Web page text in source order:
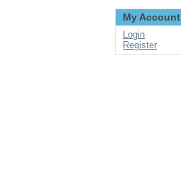
My Account
Login
Register